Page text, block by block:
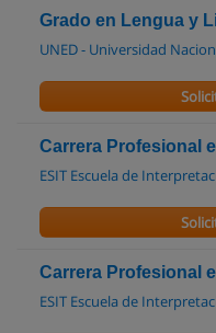
Grado en Lengua y
UNED - Universidad
Carrera Profesional
ESIT Escuela de
Carrera Profesional
ESIT Escuela de